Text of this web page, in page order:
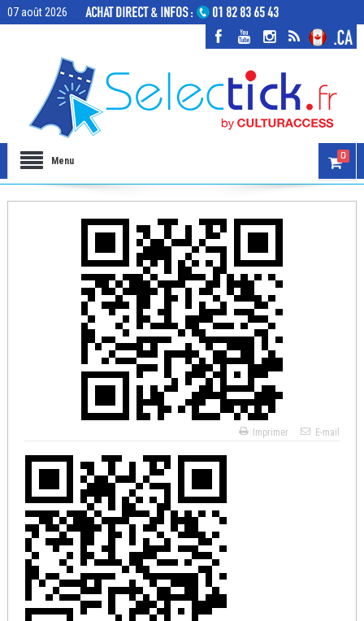
07 août 2026
Menu 0
Imprimer E-mail